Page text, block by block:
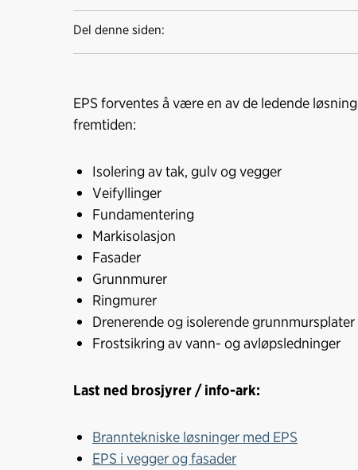
Del denne siden:
EPS forventes å være en av de ledende
fremtiden:
Isolering av tak, gulv og vegger
Veifyllinger
Fundamentering
Markisolasjon
Fasader
Grunnmurer
Ringmurer
Drenerende og isolerende grunnmursplater
Frostsikring av vann- og avløpsledninger
Last ned brosjyrer / info-ark:
Branntekniske løsninger med EPS
EPS i vegger og fasader